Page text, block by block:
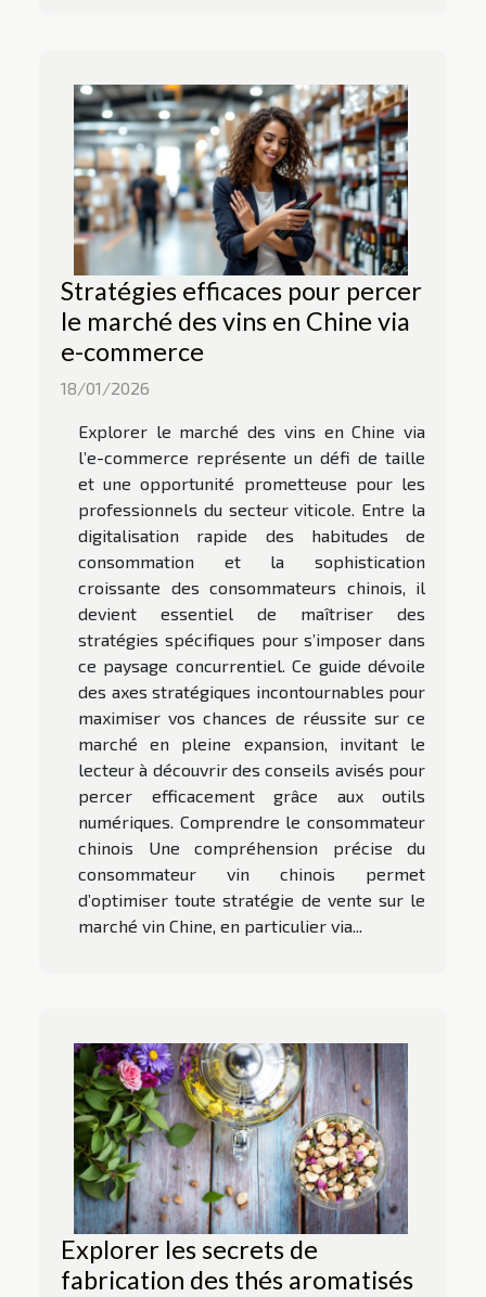
Stratégies efficaces pour percer
le marché des vins en Chine via
e-commerce
18/01/2026
Explorer le marché des vins en Chine via
l’e-commerce représente un défi de taille
et une opportunité prometteuse pour les
professionnels du secteur viticole. Entre la
digitalisation rapide des habitudes de
consommation et la sophistication
croissante des consommateurs chinois, il
devient essentiel de maîtriser des
stratégies spécifiques pour s’imposer dans
ce paysage concurrentiel. Ce guide dévoile
des axes stratégiques incontournables pour
maximiser vos chances de réussite sur ce
marché en pleine expansion, invitant le
lecteur à découvrir des conseils avisés pour
percer efficacement grâce aux outils
numériques. Comprendre le consommateur
chinois Une compréhension précise du
consommateur vin chinois permet
d’optimiser toute stratégie de vente sur le
marché vin Chine, en particulier via...
Explorer les secrets de
fabrication des thés aromatisés